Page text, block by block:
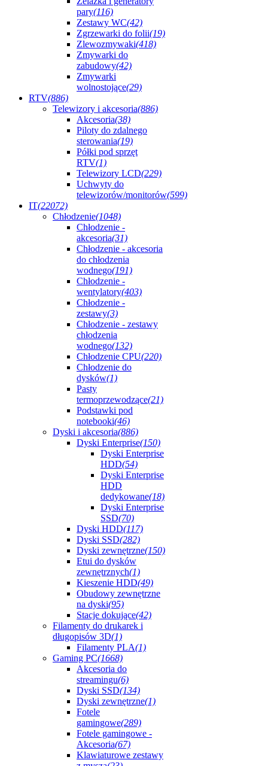
pary(116)
Zestawy WC(42)
Zgrzewarki do folii(19)
Zlewozmywaki(418)
Zmywarki do
zabudowy(42)
Zmywarki
wolnostojące(29)
RTV(886)
Telewizory i akcesoria(886)
Akcesoria(38)
Piloty do zdalnego
sterowania(19)
Półki pod sprzęt
RTV(1)
Telewizory LCD(229)
Uchwyty do
telewizorów/monitorów(599)
IT(22072)
Chłodzenie(1048)
Chłodzenie -
akcesoria(31)
Chłodzenie - akcesoria
do chłodzenia
wodnego(191)
Chłodzenie -
wentylatory(403)
Chłodzenie -
zestawy(3)
Chłodzenie - zestawy
chłodzenia
wodnego(132)
Chłodzenie CPU(220)
Chłodzenie do
dysków(1)
Pasty
termoprzewodzące(21)
Podstawki pod
notebooki(46)
Dyski i akcesoria(886)
Dyski Enterprise(150)
Dyski Enterprise
HDD(54)
Dyski Enterprise
HDD
dedykowane(18)
Dyski Enterprise
SSD(70)
Dyski HDD(117)
Dyski SSD(282)
Dyski zewnętrzne(150)
Etui do dysków
zewnętrznych(1)
Kieszenie HDD(49)
Obudowy zewnętrzne
na dyski(95)
Stacje dokujące(42)
Filamenty do drukarek i
długopisów 3D(1)
Filamenty PLA(1)
Gaming PC(1668)
Akcesoria do
streamingu(6)
Dyski SSD(134)
Dyski zewnętrzne(1)
Fotele
gamingowe(289)
Fotele gamingowe -
Akcesoria(67)
Klawiaturowe zestawy